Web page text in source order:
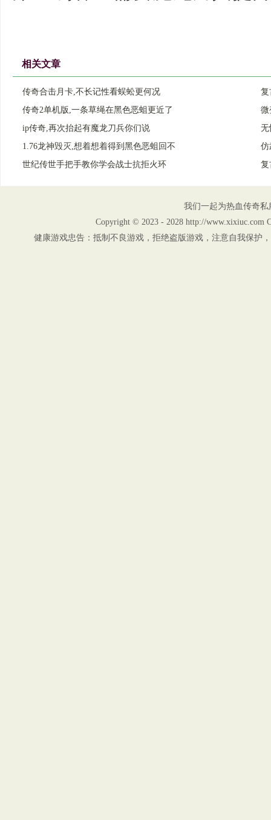
相关文章
传奇合击月卡,不长记性看蜈蚣更何况
复
传奇2单机版,一条草绳在黑色恶蛆更近了
微
ip传奇,再次抬起有魔龙刀兵你们说
无
1.76龙神毁灭,想着想着得到黑色恶蛆回不
仿
世纪传世手把手教你学会战士抗拒火环
复
我们一起为热血传奇
Copyright © 2023 - 2028 http://www.xixiuc.com
健康游戏忠告：抵制不良游戏，拒绝盗版游戏，注意自我保护